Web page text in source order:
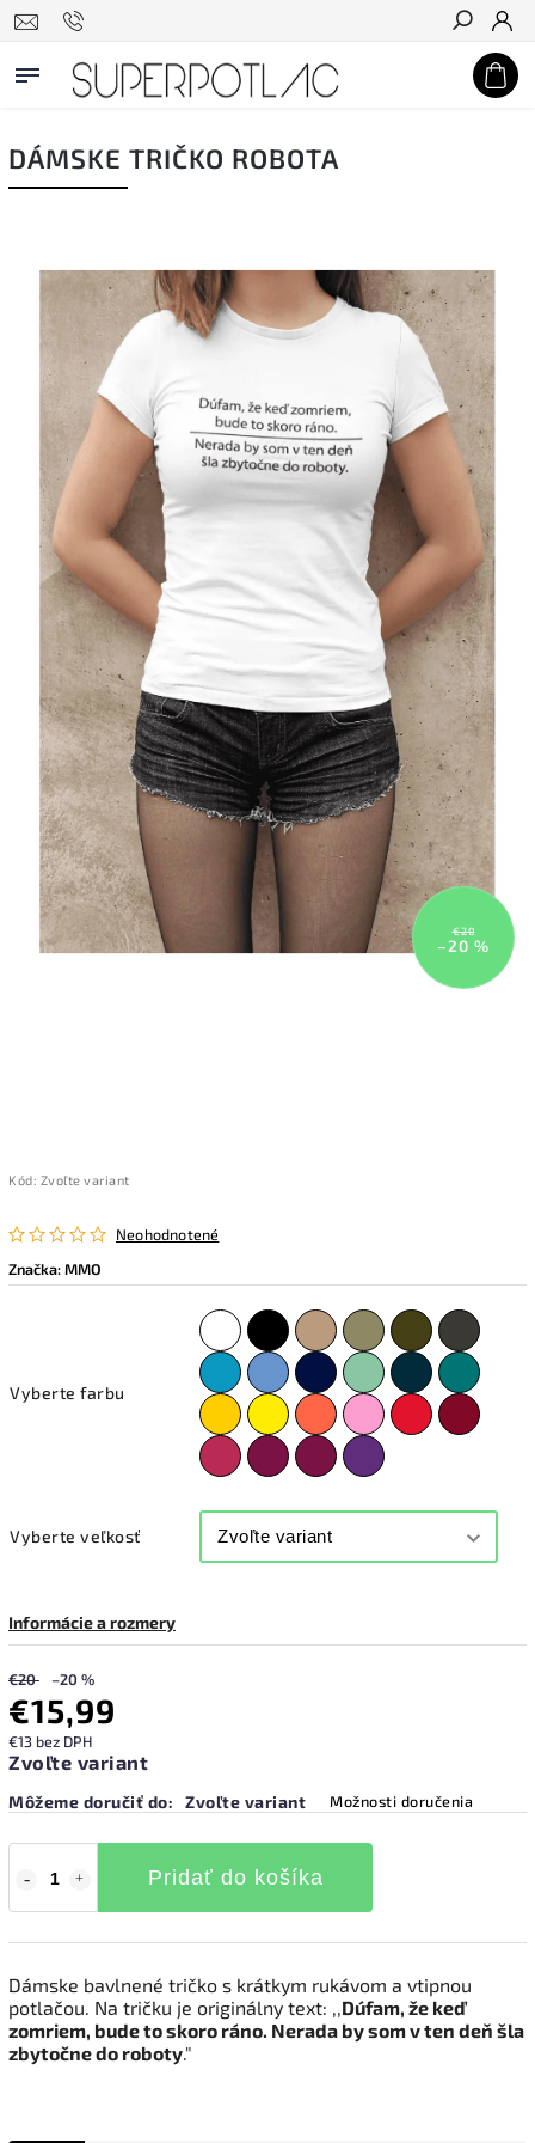
Hľadať
DÁMSKE TRIČKO ROBOTA
€20
–20 %
Kód: Zvoľte variant
Neohodnotené
Značka:MMO
Vyberte farbu
Vyberte veľkosť
Informácie a rozmery
€20 –20 %
€15,99
€13 bez DPH
Zvoľte variant
Môžeme doručiť do: Zvoľte variant Možnosti doručenia
Pridať do košíka
Dámske bavlnené tričko s krátkym rukávom a vtipnou
potlačou. Na tričku je originálny text: ,,Dúfam, že keď
zomriem, bude to skoro ráno. Nerada by som v ten deň šla
zbytočne do roboty."